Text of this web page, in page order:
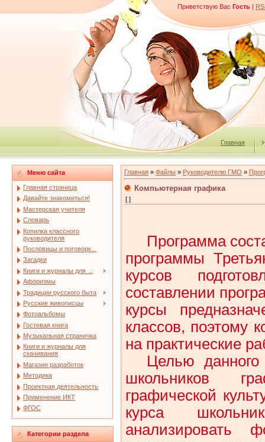
Приветствую Вас Гость |
Главная
Меню сайта
Главная страница
Давайте знакомиться!
Мастерская учителя
Словарь
Копилка классного
руководителя
Пословицы и поговорк...
Загадки
Книги и журналы для ...
Афоризмы
Традиции русского быта
Русские живописцы
Фотоальбомы
Гостевая книга
Музыкальная страничка
Книги и журналы для
скачивания
Магазин разработок
Методика
Проектная деятельность
Применение ИКТ
ФГОС
Категории раздела
Главная » Файлы » Руководителю ГМО »
Компьютерная графика
[ ]
Программа
программы
курсов
составлении
курсы
классов, поэтому
на практические
Целью данного
школьников
графической
курса
анализировать